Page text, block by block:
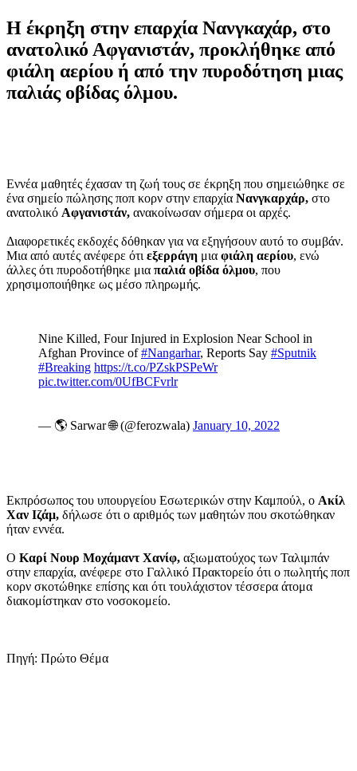
Η έκρηξη στην επαρχία Νανγκαχάρ, στο
ανατολικό Αφγανιστάν, προκλήθηκε από
φιάλη αερίου ή από την πυροδότηση μιας
παλιάς οβίδας όλμου.
Εννέα μαθητές έχασαν τη ζωή τους σε έκρηξη που σημειώθηκε σε
ένα σημείο πώλησης ποπ κορν στην επαρχία Νανγκαρχάρ, στο
ανατολικό Αφγανιστάν, ανακοίνωσαν σήμερα οι αρχές.
Διαφορετικές εκδοχές δόθηκαν για να εξηγήσουν αυτό το συμβάν.
Μια από αυτές ανέφερε ότι εξερράγη μια φιάλη αερίου, ενώ
άλλες ότι πυροδοτήθηκε μια παλιά οβίδα όλμου, που
χρησιμοποιήθηκε ως μέσο πληρωμής.
Nine Killed, Four Injured in Explosion Near School in
Afghan Province of#Nangarhar, Reports Say #Sputnik
#Breaking https://t.co/PZskPSPeWr
pic.twitter.com/0UfBCFvrlr
— 🌎 Sarwar 🌐 (@ferozwala) January 10, 2022
Εκπρόσωπος του υπουργείου Εσωτερικών στην Καμπούλ, ο Ακίλ
Χαν Ιζάμ, δήλωσε ότι ο αριθμός των μαθητών που σκοτώθηκαν
ήταν εννέα.
Ο Καρί Νουρ Μοχάμαντ Χανίφ, αξιωματούχος των Ταλιμπάν
στην επαρχία, ανέφερε στο Γαλλικό Πρακτορείο ότι ο πωλητής ποπ
κορν σκοτώθηκε επίσης και ότι τουλάχιστον τέσσερα άτομα
διακομίστηκαν στο νοσοκομείο.
Πηγή: Πρώτο Θέμα